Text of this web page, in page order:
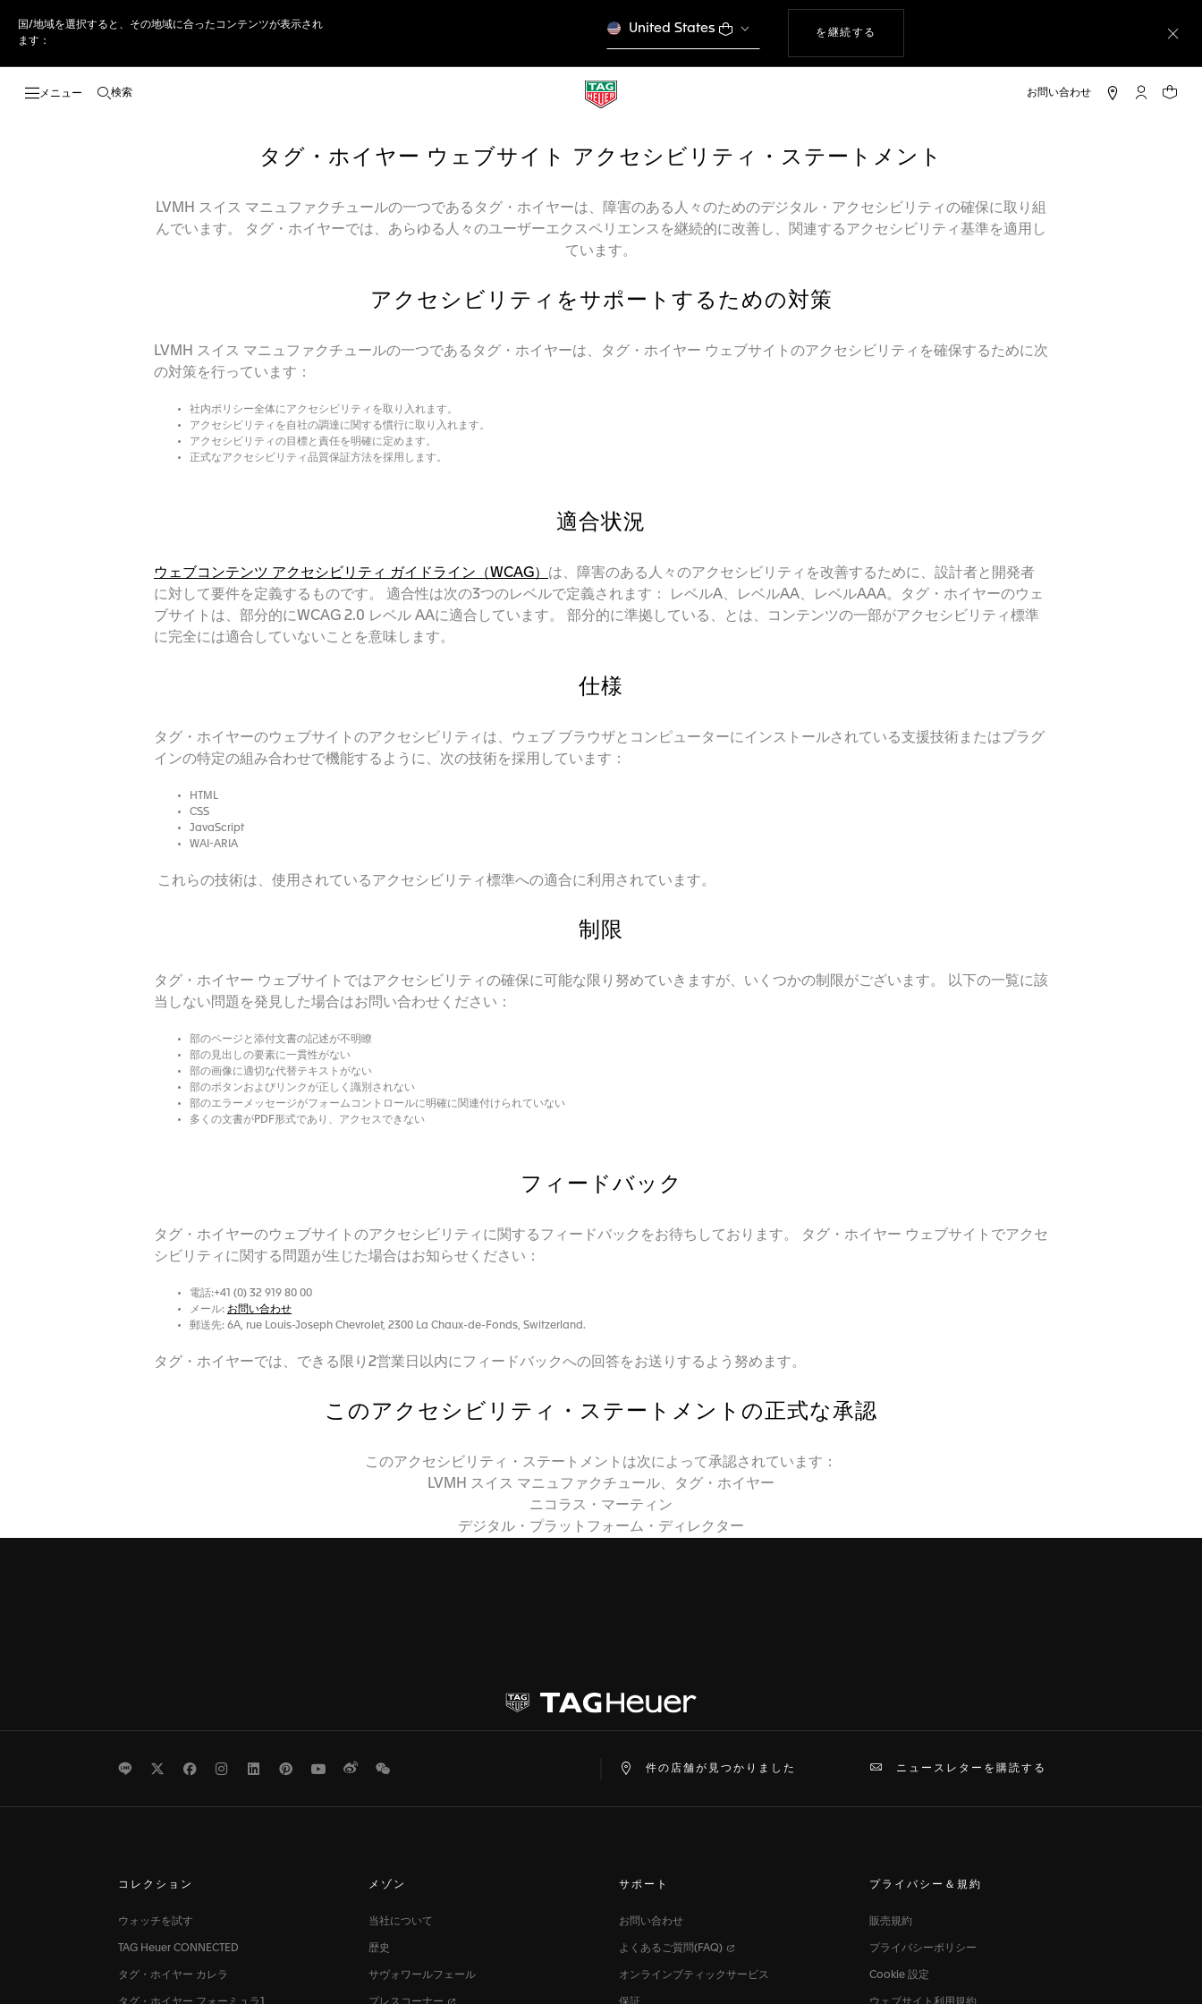
国/地域を選択すると、その地域に合ったコンテンツが表示され
ます：
United States ウェブサイト上のナビゲーション
を継続する
検索画面を開く
検索
マイ タグ・
ショ
タグ・ホイヤー ウェブサイト アクセシビリティ・ステートメント
LVMH スイス マニュファクチュールの一つであるタグ・ホイヤーは、障害のある人々のためのデジタル・アクセシビリティの確保に取り組
んでいます。 タグ・ホイヤーでは、あらゆる人々のユーザーエクスペリエンスを継続的に改善し、関連するアクセシビリティ基準を適用し
ています。
アクセシビリティをサポートするための対策
LVMH スイス マニュファクチュールの一つであるタグ・ホイヤーは、タグ・ホイヤー ウェブサイトのアクセシビリティを確保するために次
の対策を行っています：
社内ポリシー全体にアクセシビリティを取り入れます。
アクセシビリティを自社の調達に関する慣行に取り入れます。
アクセシビリティの目標と責任を明確に定めます。
正式なアクセシビリティ品質保証方法を採用します。
適合状況
ウェブコンテンツ アクセシビリティ ガイドライン（WCAG） は、障害のある人々のアクセシビリティを改善するために、設計者と開発者
に対して要件を定義するものです。 適合性は次の3つのレベルで定義されます： レベルA、レベルAA、レベルAAA。タグ・ホイヤーのウェ
ブサイトは、部分的にWCAG 2.0 レベル AAに適合しています。 部分的に準拠している、とは、コンテンツの一部がアクセシビリティ標準
に完全には適合していないことを意味します。
仕様
タグ・ホイヤーのウェブサイトのアクセシビリティは、ウェブ ブラウザとコンピューターにインストールされている支援技術またはプラグ
インの特定の組み合わせで機能するように、次の技術を採用しています：
HTML
CSS
JavaScript
WAI-ARIA
これらの技術は、使用されているアクセシビリティ標準への適合に利用されています。
制限
タグ・ホイヤー ウェブサイトではアクセシビリティの確保に可能な限り努めていきますが、いくつかの制限がございます。 以下の一覧に該
当しない問題を発見した場合はお問い合わせください：
部のページと添付文書の記述が不明瞭
部の見出しの要素に一貫性がない
部の画像に適切な代替テキストがない
部のボタンおよびリンクが正しく識別されない
部のエラーメッセージがフォームコントロールに明確に関連付けられていない
多くの文書がPDF形式であり、アクセスできない
フィードバック
タグ・ホイヤーのウェブサイトのアクセシビリティに関するフィードバックをお待ちしております。 タグ・ホイヤー ウェブサイトでアクセ
シビリティに関する問題が生じた場合はお知らせください：
電話:+41 (0) 32 919 80 00
メール: お問い合わせ
郵送先: 6A, rue Louis-Joseph Chevrolet, 2300 La Chaux-de-Fonds, Switzerland.
タグ・ホイヤーでは、できる限り2営業日以内にフィードバックへの回答をお送りするよう努めます。
このアクセシビリティ・ステートメントの正式な承認
このアクセシビリティ・ステートメントは次によって承認されています：
LVMH スイス マニュファクチュール、タグ・ホイヤー
ニコラス・マーティン
デジタル・プラットフォーム・ディレクター
LINE TwitterFacebookInstagramLinkedInPinterest
Youtube
WeiboWeChat 件の店舗が見つかりました ニュースレターを購読する
コレクション
ウォッチを試す
TAG Heuer CONNECTED
タグ・ホイヤー カレラ
メゾン
当社について
歴史
サヴォワールフェール
サポート
お問い合わせ
よくあるご質問(FAQ)
オンラインブティックサービス
プライバシー＆規約
販売規約
プライバシーポリシー
Cookie 設定